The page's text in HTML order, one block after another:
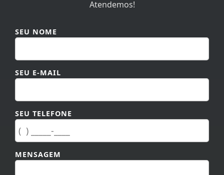
SEU E-MAIL
SEU TELEFONE
MENSAGEM